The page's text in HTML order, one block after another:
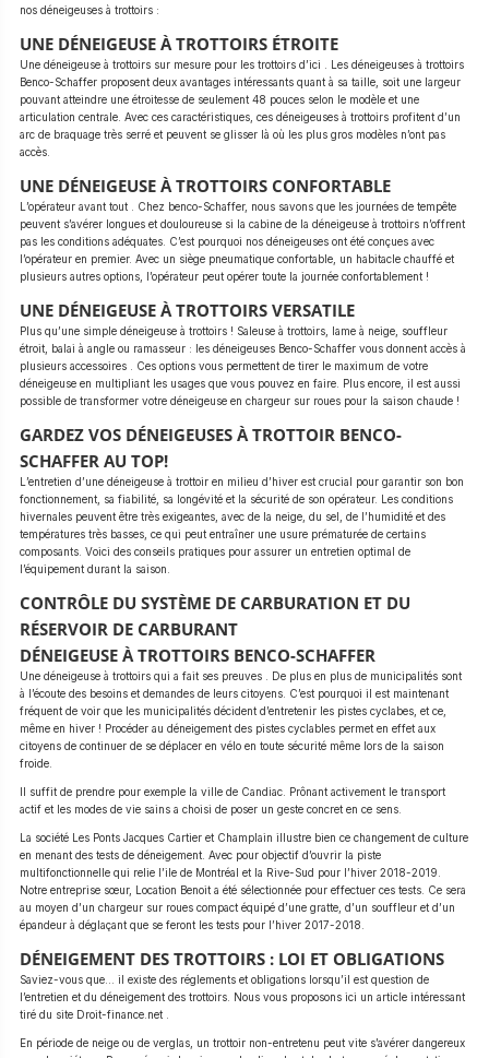
nos déneigeuses à trottoirs :
UNE DÉNEIGEUSE À TROTTOIRS ÉTROITE
Une déneigeuse à trottoirs sur mesure pour les trottoirs d’ici . Les déneigeuses à trottoirs
Benco-Schaffer proposent deux avantages intéressants quant à sa taille, soit une largeur
pouvant atteindre une étroitesse de seulement 48 pouces selon le modèle et une
articulation centrale. Avec ces caractéristiques, ces déneigeuses à trottoirs profitent d’un
arc de braquage très serré et peuvent se glisser là où les plus gros modèles n’ont pas
accès.
UNE DÉNEIGEUSE À TROTTOIRS CONFORTABLE
L’opérateur avant tout . Chez benco-Schaffer, nous savons que les journées de tempête
peuvent s’avérer longues et douloureuse si la cabine de la déneigeuse à trottoirs n’offrent
pas les conditions adéquates. C’est pourquoi nos déneigeuses ont été conçues avec
l’opérateur en premier. Avec un siège pneumatique confortable, un habitacle chauffé et
plusieurs autres options, l’opérateur peut opérer toute la journée confortablement !
UNE DÉNEIGEUSE À TROTTOIRS VERSATILE
Plus qu’une simple déneigeuse à trottoirs ! Saleuse à trottoirs, lame à neige, souffleur
étroit, balai à angle ou ramasseur : les déneigeuses Benco-Schaffer vous donnent accès à
plusieurs accessoires . Ces options vous permettent de tirer le maximum de votre
déneigeuse en multipliant les usages que vous pouvez en faire. Plus encore, il est aussi
possible de transformer votre déneigeuse en chargeur sur roues pour la saison chaude !
GARDEZ VOS DÉNEIGEUSES À TROTTOIR BENCO-
SCHAFFER AU TOP!
L’entretien d’une déneigeuse à trottoir en milieu d’hiver est crucial pour garantir son bon
fonctionnement, sa fiabilité, sa longévité et la sécurité de son opérateur. Les conditions
hivernales peuvent être très exigeantes, avec de la neige, du sel, de l’humidité et des
températures très basses, ce qui peut entraîner une usure prématurée de certains
composants. Voici des conseils pratiques pour assurer un entretien optimal de
l’équipement durant la saison.
CONTRÔLE DU SYSTÈME DE CARBURATION ET DU
RÉSERVOIR DE CARBURANT
DÉNEIGEUSE À TROTTOIRS BENCO-SCHAFFER
Une déneigeuse à trottoirs qui a fait ses preuves . De plus en plus de municipalités sont
à l’écoute des besoins et demandes de leurs citoyens. C’est pourquoi il est maintenant
fréquent de voir que les municipalités décident d’entretenir les pistes cyclabes, et ce,
même en hiver ! Procéder au déneigement des pistes cyclables permet en effet aux
citoyens de continuer de se déplacer en vélo en toute sécurité même lors de la saison
froide.
Il suffit de prendre pour exemple la ville de Candiac. Prônant activement le transport
actif et les modes de vie sains a choisi de poser un geste concret en ce sens.
La société Les Ponts Jacques Cartier et Champlain illustre bien ce changement de culture
en menant des tests de déneigement. Avec pour objectif d’ouvrir la piste
multifonctionnelle qui relie l’ile de Montréal et la Rive-Sud pour l’hiver 2018-2019.
Notre entreprise sœur, Location Benoit a été sélectionnée pour effectuer ces tests. Ce sera
au moyen d’un chargeur sur roues compact équipé d’une gratte, d’un souffleur et d’un
épandeur à déglaçant que se feront les tests pour l’hiver 2017-2018.
DÉNEIGEMENT DES TROTTOIRS : LOI ET OBLIGATIONS
Saviez-vous que… il existe des réglements et obligations lorsqu’il est question de
l’entretien et du déneigement des trottoirs. Nous vous proposons ici un article intéressant
tiré du site Droit-finance.net .
En période de neige ou de verglas, un trottoir non-entretenu peut vite s’avérer dangereux